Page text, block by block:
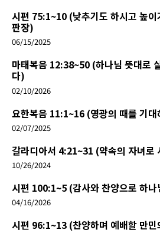
시편 75:1~10 (낮추기도 하시고 높
판장)
06/15/2025
마태복음 12:38~50 (하나님 뜻대로
다)
02/10/2026
요한복음 11:1~16 (영광의 때를 기
02/07/2025
갈라디아서 4:21~31 (약속의 자녀로
10/26/2024
시편 100:1~5 (감사와 찬양으로 하
04/16/2026
시편 96:1~13 (찬양하며 예배할 만